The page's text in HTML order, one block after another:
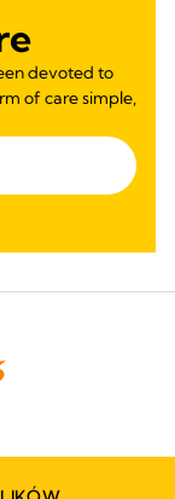
devoted to
of care simple,